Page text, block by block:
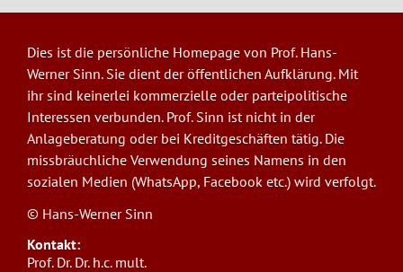
Dies ist die persönliche Homepage von Prof. Hans-
Werner Sinn. Sie dient der öffentlichen Aufklärung. Mit
ihr sind keinerlei kommerzielle oder parteipolitische
Interessen verbunden. Prof. Sinn ist nicht in der
Anlageberatung oder bei Kreditgeschäften tätig. Die
missbräuchliche Verwendung seines Namens in den
sozialen Medien (WhatsApp, Facebook etc.) wird verfolgt.
© Hans-Werner Sinn
Kontakt:
Prof. Dr. Dr. h.c. mult.